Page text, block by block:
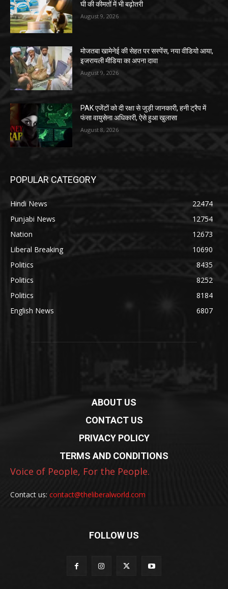
घी की कीमतों में भी बढ़ोतरी
August 9, 2026
मोजतबा खामेनेई की सेहत पर सस्पेंस, नया वीडियो आया,
इजरायली मीडिया का अपना दावा
August 9, 2026
PAK एजेंटों को दी रक्षा से जुड़ी जानकारी, हनी ट्रैप में
फंसा वायुसेना अधिकारी, ऐसे हुआ खुलासा
August 8, 2026
POPULAR CATEGORY
Hindi News
22474
Punjabi News
12754
Nation
12673
Liberal Breaking
10690
Politics
8435
Politics
8252
Politics
8184
English News
6807
ABOUT US
CONTACT US
PRIVACY POLICY
TERMS AND CONDITIONS
Voice of People, For the People.
Contact us: contact@theliberalworld.com
FOLLOW US